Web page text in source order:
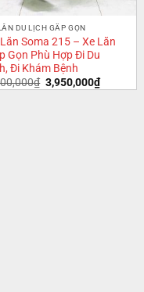
DU LỊCH GẤP GỌN
Soma 215 – Xe Lăn
Gọn Phù Hợp Đi Du
Đi Khám Bệnh
₫ 3,950,000₫